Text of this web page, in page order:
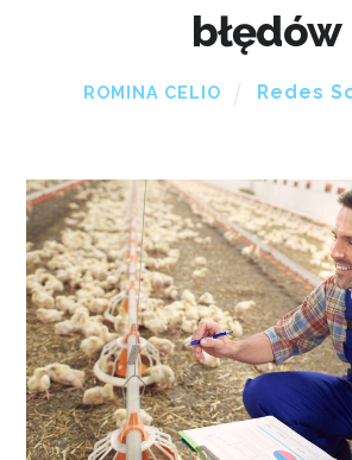
błędów
ROMINA CELIO Redes